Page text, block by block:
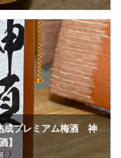
成プレミアム梅酒 神
】